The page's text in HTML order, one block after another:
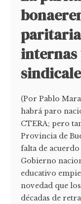
internas
(Por Pablo
habrá paro
CTERA; pero
Provincia de
falta de
Gobierno
educativo
novedad que
décadas de